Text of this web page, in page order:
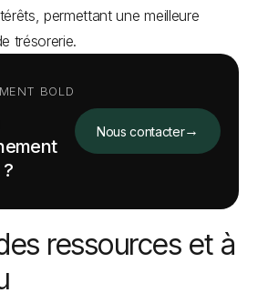
permettant une meilleure
trésorerie.
BOLD
Nous contacter→
ressources et à